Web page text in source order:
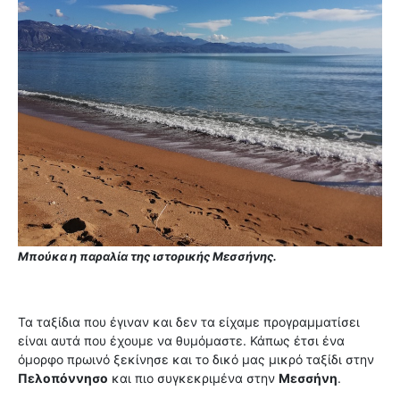
Μπούκα η παραλία της ιστορικής Μεσσήνης.
Τα ταξίδια που έγιναν και δεν τα είχαμε προγραμματίσει
είναι αυτά που έχουμε να θυμόμαστε. Κάπως έτσι ένα
όμορφο πρωινό ξεκίνησε και το δικό μας μικρό ταξίδι στην
Πελοπόννησο και πιο συγκεκριμένα στην Μεσσήνη.